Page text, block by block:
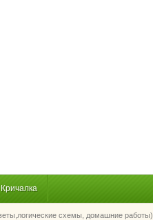
Кричалка
схемы, домашние работы)